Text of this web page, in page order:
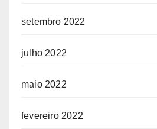
setembro 2022
julho 2022
maio 2022
fevereiro 2022